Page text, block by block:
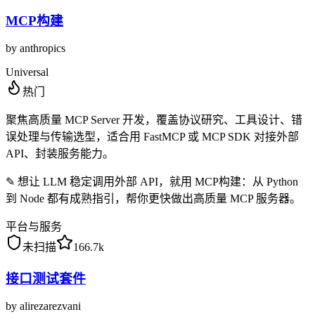
MCP构建
by anthropics
Universal
热门
聚焦高质量 MCP Server 开发，覆盖协议研究、工具设计、错
误处理与传输选型，适合用 FastMCP 或 MCP SDK 对接外部
API、封装服务能力。
✎ 想让 LLM 稳定调用外部 API，就用 MCP构建：从 Python
到 Node 都有成熟指引，帮你更快做出高质量 MCP 服务器。
平台与服务
未扫描
166.7k
接口测试套件
by alirezarezvani